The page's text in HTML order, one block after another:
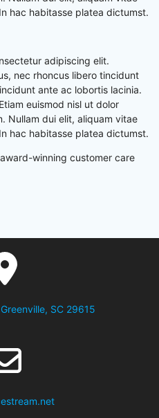
hac habitasse platea dictumst.
adipiscing elit.
nec rhoncus libero tincidunt
ante ac lobortis lacinia.
euismod nisl ut dolor
Nullam dui elit, aliquam vitae
hac habitasse platea dictumst.
winning customer care
SC 29615